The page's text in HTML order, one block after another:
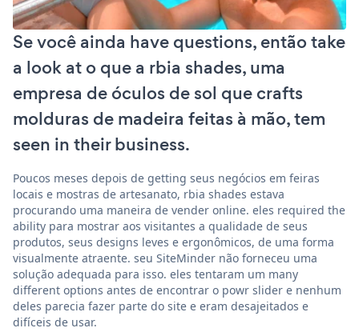
Se você ainda have questions, então take
a look at o que a rbia shades, uma
empresa de óculos de sol que crafts
molduras de madeira feitas à mão, tem
seen in their business.
Poucos meses depois de getting seus negócios em feiras
locais e mostras de artesanato, rbia shades estava
procurando uma maneira de vender online. eles required the
ability para mostrar aos visitantes a qualidade de seus
produtos, seus designs leves e ergonômicos, de uma forma
visualmente atraente. seu SiteMinder não forneceu uma
solução adequada para isso. eles tentaram um many
different options antes de encontrar o powr slider e nenhum
deles parecia fazer parte do site e eram desajeitados e
difíceis de usar.